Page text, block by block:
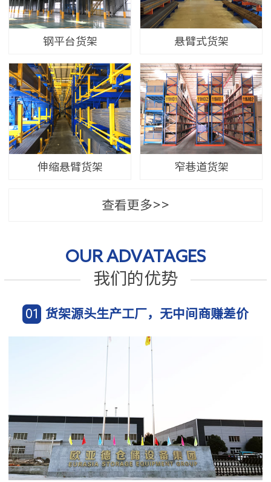
钢平台货架 悬臂式货架
伸缩悬臂货架 窄巷道货架
查看更多>>
OUR ADVATAGES
我们的优势
01 货架源头生产工厂，无中间商赚差价